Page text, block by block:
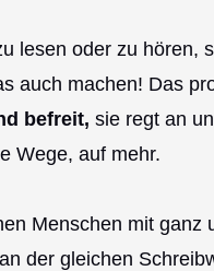
lesen oder zu hören,
auch machen! Das
befreit, sie regt an
Wege, auf mehr.
Menschen mit ganz
der gleichen